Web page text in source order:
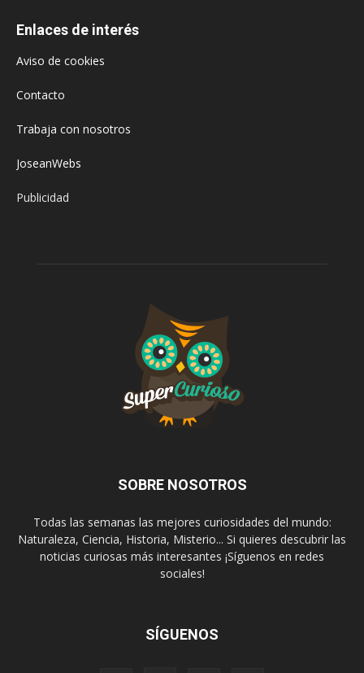
Enlaces de interés
Aviso de cookies
Contacto
Trabaja con nosotros
JoseanWebs
Publicidad
SOBRE NOSOTROS
Todas las semanas las mejores curiosidades del mundo:
Naturaleza, Ciencia, Historia, Misterio... Si quieres descubrir las
noticias curiosas más interesantes ¡Síguenos en redes
sociales!
SÍGUENOS